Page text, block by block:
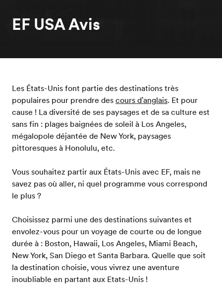
EF USA Avis
Les États-Unis font partie des destinations très
populaires pour prendre descours d'anglais. Et pour
cause ! La diversité de ses paysages et de sa culture est
sans fin : plages baignées de soleil à Los Angeles,
mégalopole déjantée de New York, paysages
pittoresques à Honolulu, etc.
Vous souhaitez partir aux États-Unis avec EF, mais ne
savez pas où aller, ni quel programme vous correspond
le plus ?
Choisissez parmi une des destinations suivantes et
envolez-vous pour un voyage de courte ou de longue
durée à : Boston, Hawaii, Los Angeles, Miami Beach,
New York, San Diego et Santa Barbara. Quelle que soit
la destination choisie, vous vivrez une aventure
inoubliable en partant aux Etats-Unis !